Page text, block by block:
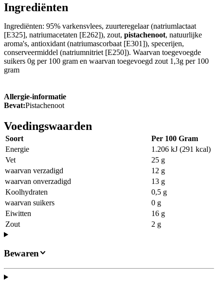
Ingrediënten
Ingrediënten: 95% varkensvlees, zuurteregelaar (natriumlactaat
[E325], natriumacetaten [E262]), zout, pistachenoot, natuurlijke
aroma's, antioxidant (natriumascorbaat [E301]), specerijen,
conserveermiddel (natriumnitriet [E250]). Waarvan toegevoegde
suikers 0g per 100 gram en waarvan toegevoegd zout 1,3g per 100
gram
Allergie-informatie
Bevat:Pistachenoot
Voedingswaarden
Soort
Per 100 Gram
Energie
1.206 kJ (291 kcal)
Vet
25 g
waarvan verzadigd
12 g
waarvan onverzadigd
13 g
Koolhydraten
0,5 g
waarvan suikers
0 g
Eiwitten
16 g
Zout
2 g
Bewaren